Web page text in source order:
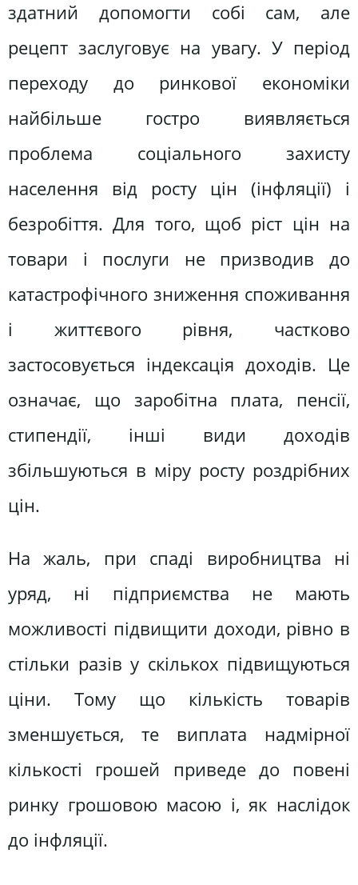
здатний допомогти собі сам, але
рецепт заслуговує на увагу. У період
переходу до ринкової економіки
найбільше гостро виявляється
проблема соціального захисту
населення від росту цін (інфляції) і
безробіття. Для того, щоб ріст цін на
товари і послуги не призводив до
катастрофічного зниження споживання
і життєвого рівня, частково
застосовується індексація доходів. Це
означає, що заробітна плата, пенсії,
стипендії, інші види доходів
збільшуються в міру росту роздрібних
цін.
На жаль, при спаді виробництва ні
уряд, ні підприємства не мають
можливості підвищити доходи, рівно в
стільки разів у скількох підвищуються
ціни. Тому що кількість товарів
зменшується, те виплата надмірної
кількості грошей приведе до повені
ринку грошовою масою і, як наслідок
до інфляції.